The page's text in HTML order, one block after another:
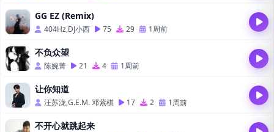
GG EZ (Remix)
404Hz,DJ小西 75 29 1周前
不负众望
陈婉菁 21 4 1周前
让你知道
汪苏泷,G.E.M. 邓紫棋 17 2 1周前
不开心就跳起来